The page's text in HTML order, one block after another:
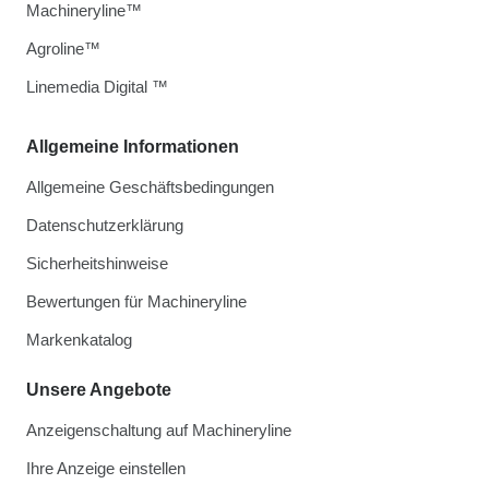
Allgemeine Informationen
Allgemeine Geschäftsbedingungen
Datenschutzerklärung
Sicherheitshinweise
Bewertungen für Machineryline
Markenkatalog
Unsere Angebote
Anzeigenschaltung auf Machineryline
Ihre Anzeige einstellen
Machineryline™
Agroline™
Linemedia Digital ™